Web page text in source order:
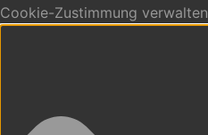
Cookie-Zustimmung verwalten